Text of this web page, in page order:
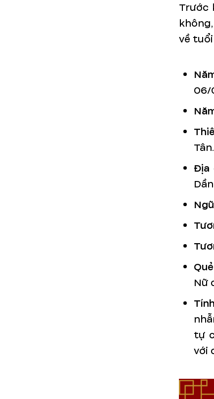
Trước
về
06/
Tân.
Địa
Nữ
tự
với